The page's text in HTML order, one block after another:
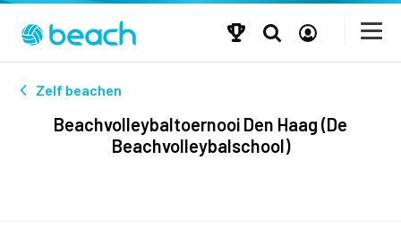
Zelf beachen
Beachvolleybaltoernooi Den Haag (De
Beachvolleybalschool)